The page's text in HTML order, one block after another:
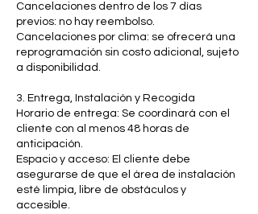
Cancelaciones dentro de los 7 días
previos: no hay reembolso.
Cancelaciones por clima: se ofrecerá una
reprogramación sin costo adicional, sujeto
a disponibilidad.
3. Entrega, Instalación y Recogida
Horario de entrega: Se coordinará con el
cliente con al menos 48 horas de
anticipación.
Espacio y acceso: El cliente debe
asegurarse de que el área de instalación
esté limpia, libre de obstáculos y
accesible.